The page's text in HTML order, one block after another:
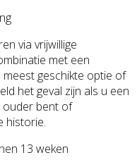
via vrijwillige
met een
geschikte optie of
het geval zijn als u een
bent of
historie.
13 weken